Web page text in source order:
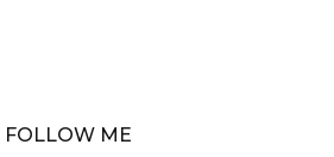
FOLLOW ME